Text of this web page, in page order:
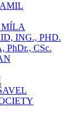
ING., PHD.
PhDr., CSc.